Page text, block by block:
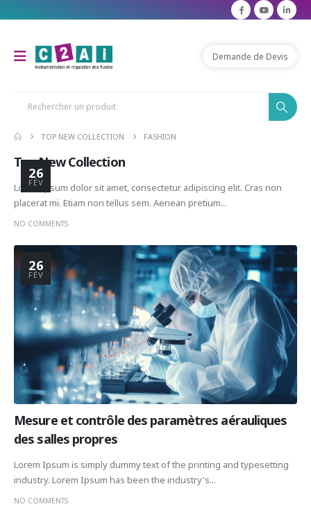
Demande de Devis
TOP NEW COLLECTION FASHION
26
FÉV
Top New Collection
Lorem ipsum dolor sit amet, consectetur adipiscing elit. Cras non
placerat mi. Etiam non tellus sem. Aenean pretium...
NO COMMENTS
26
FÉV
Mesure et contrôle des paramètres aérauliques
des salles propres
Lorem Ipsum is simply dummy text of the printing and typesetting
industry. Lorem Ipsum has been the industry's...
NO COMMENTS